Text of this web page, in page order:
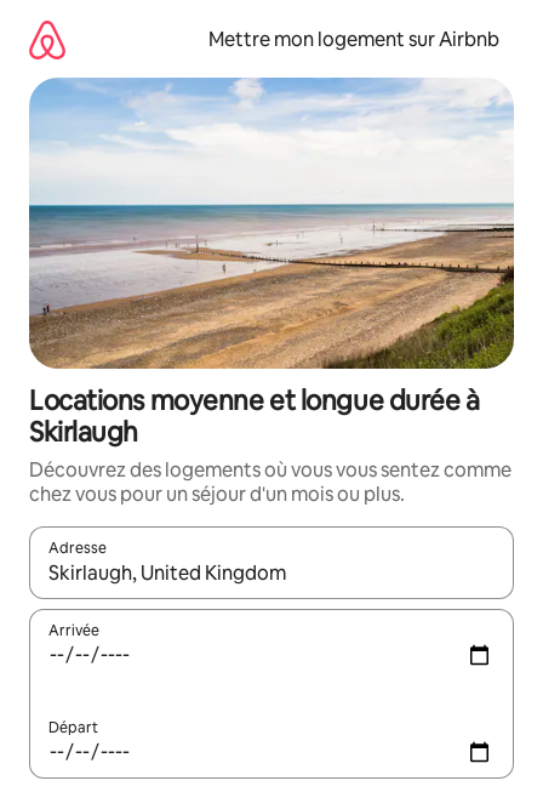
directement
contenu
Mettre mon logement sur Airbnb
Locations moyenne et longue durée à
Skirlaugh
Découvrez des logements où vous vous sentez comme
chez vous pour un séjour d'un mois ou plus.
Adresse
Lorsque les résultats s'affichent, utilisez les flèches vers le
Arrivée
Départ